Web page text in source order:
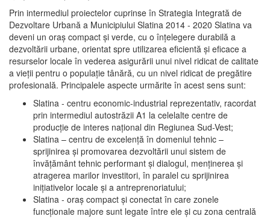
Prin intermediul proiectelor cuprinse în Strategia Integrată de
Dezvoltare Urbană a Municipiului Slatina 2014 - 2020 Slatina va
deveni un oraş compact şi verde, cu o înţelegere durabilă a
dezvoltării urbane, orientat spre utilizarea eficientă şi eficace a
resurselor locale în vederea asigurării unui nivel ridicat de calitate
a vieţii pentru o populaţie tânără, cu un nivel ridicat de pregătire
profesională. Principalele aspecte urmărite în acest sens sunt:
Slatina - centru economic-industrial reprezentativ, racordat
prin intermediul autostrăzii A1 la celelalte centre de
producţie de interes naţional din Regiunea Sud-Vest;
Slatina – centru de excelenţă în domeniul tehnic –
sprijinirea şi promovarea dezvoltării unui sistem de
învăţământ tehnic performant şi dialogul, menţinerea şi
atragerea marilor investitori, în paralel cu sprijinirea
iniţiativelor locale şi a antreprenoriatului;
Slatina - oraş compact şi conectat în care zonele
funcţionale majore sunt legate între ele şi cu zona centrală